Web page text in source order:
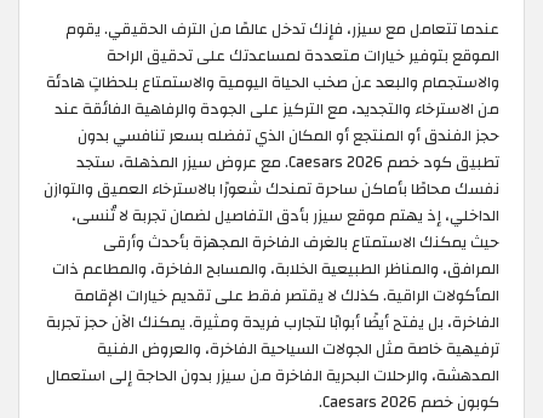
عندما تتعامل مع سيزر، فإنك تدخل عالمًا من الترف الحقيقي. يقوم
الموقع بتوفير خيارات متعددة لمساعدتك على تحقيق الراحة
والاستجمام والبعد عن صخب الحياة اليومية والاستمتاع بلحظاتٍ هادئة
من الاسترخاء والتجديد، مع التركيز على الجودة والرفاهية الفائقة عند
حجز الفندق أو المنتجع أو المكان الذي تفضله بسعر تنافسي بدون
تطبيق كود خصم Caesars 2026. مع عروض سيزر المذهلة، ستجد
نفسك محاطًا بأماكن ساحرة تمنحك شعورًا بالاسترخاء العميق والتوازن
الداخلي، إذ يهتم موقع سيزر بأدق التفاصيل لضمان تجربة لا تُنسى،
حيث يمكنك الاستمتاع بالغرف الفاخرة المجهزة بأحدث وأرقى
المرافق، والمناظر الطبيعية الخلابة، والمسابح الفاخرة، والمطاعم ذات
المأكولات الراقية. كذلك لا يقتصر فقط على تقديم خيارات الإقامة
الفاخرة، بل يفتح أيضًا أبوابًا لتجارب فريدة ومثيرة. يمكنك الآن حجز تجربة
ترفيهية خاصة مثل الجولات السياحية الفاخرة، والعروض الفنية
المدهشة، والرحلات البحرية الفاخرة من سيزر بدون الحاجة إلى استعمال
كوبون خصم Caesars 2026. ​